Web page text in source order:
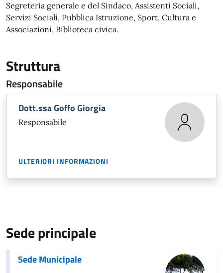
Segreteria generale e del Sindaco, Assistenti Sociali,
Servizi Sociali, Pubblica Istruzione, Sport, Cultura e
Associazioni, Biblioteca civica.
Struttura
Responsabile
Dott.ssa Goffo Giorgia
Responsabile
ULTERIORI INFORMAZIONI
Sede principale
Sede Municipale